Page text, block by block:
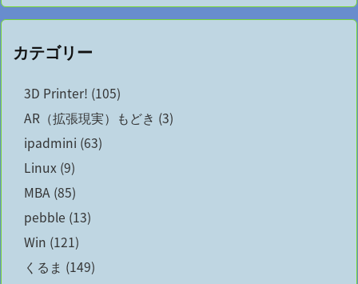
カテゴリー
3D Printer! (105)
AR（拡張現実）もどき (3)
ipadmini (63)
Linux (9)
MBA (85)
pebble (13)
Win (121)
くるま (149)